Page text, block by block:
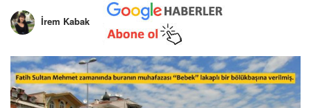
İrem Kabak